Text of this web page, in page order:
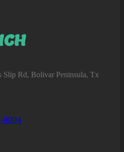
Slip Rd, Bolivar Peninsula, Tx
0004